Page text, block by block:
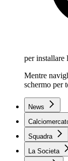
per installare
Mentre
schermo per
News
Squadra
La Societa